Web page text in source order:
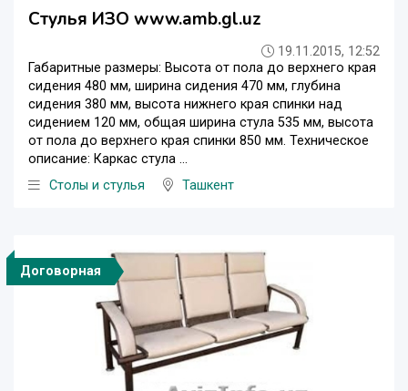
Стулья ИЗО www.amb.gl.uz
19.11.2015, 12:52
Габаритные размеры: Высота от пола до верхнего края
сидения 480 мм, ширина сидения 470 мм, глубина
сидения 380 мм, высота нижнего края спинки над
сидением 120 мм, общая ширина стула 535 мм, высота
от пола до верхнего края спинки 850 мм. Техническое
описание: Каркас стула ...
Столы и стулья
Ташкент
Договорная